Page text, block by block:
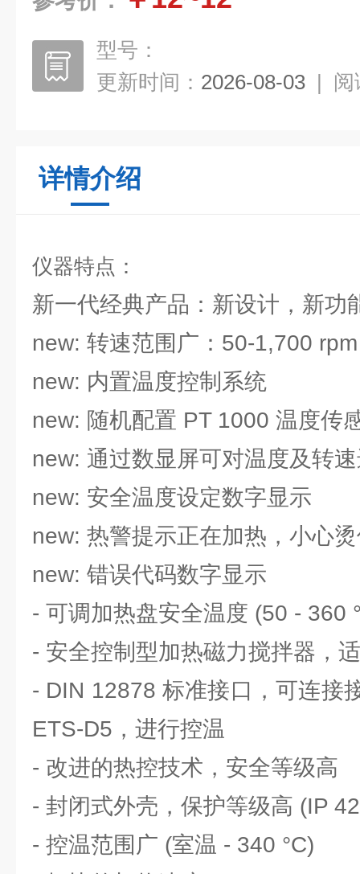
型号：
更新时间： 2026-08-03 | 阅
详情介绍
仪器特点：
新一代经典产品：新设计，新功
new: 转速范围广：50-1,700 rpm
new: 内置温度控制系统
new: 随机配置 PT 1000 温度传
new: 通过数显屏可对温度及转
new: 安全温度设定数字显示
new: 热警提示正在加热，小心
new: 错误代码数字显示
- 可调加热盘安全温度 (50 - 360
- 安全控制型加热磁力搅拌器，
- DIN 12878 标准接口，可连接
ETS-D5，进行控温
- 改进的热控技术，安全等级高
- 封闭式外壳，保护等级高 (IP
- 控温范围广 (室温 - 340 °C)